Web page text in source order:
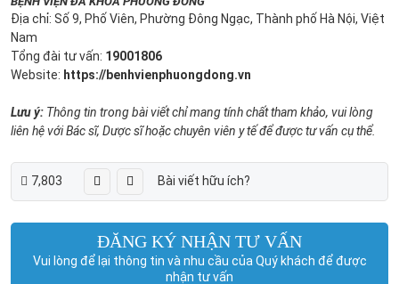
Địa chỉ: Số 9, Phố Viên, Phường Đông Ngạc, Thành phố Hà Nội, Việt
Nam
Tổng đài tư vấn: 19001806
Website: https://benhvienphuongdong.vn
Lưu ý: Thông tin trong bài viết chỉ mang tính chất tham khảo, vui lòng
liên hệ với Bác sĩ, Dược sĩ hoặc chuyên viên y tế để được tư vấn cụ thể.
7,803 Bài viết hữu ích?
ĐĂNG KÝ NHẬN TƯ VẤN
Vui lòng để lại thông tin và nhu cầu của Quý khách để được
nhận tư vấn